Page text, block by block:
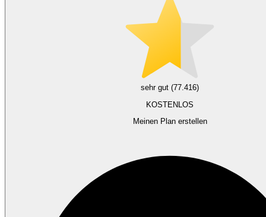
sehr gut (77.416)
KOSTENLOS
Meinen Plan erstellen